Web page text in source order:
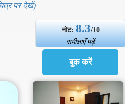
पर देखें)
नोट: 8.3/10
समीक्षाएँ पढ़ें